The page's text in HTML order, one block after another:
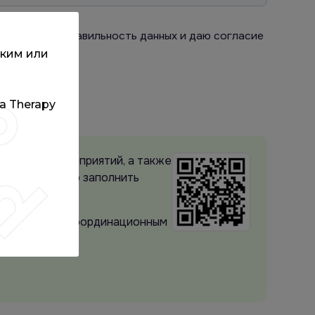
правильность данных и даю согласие
архиву мероприятий, а также
достаточно заполнить
Координационным
или
Therapy